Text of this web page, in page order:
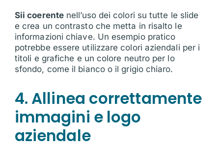
Sii coerente nell’uso dei colori su tutte le slide
e crea un contrasto che metta in risalto le
informazioni chiave. Un esempio pratico
potrebbe essere utilizzare colori aziendali per i
titoli e grafiche e un colore neutro per lo
sfondo, come il bianco o il grigio chiaro.
4. Allinea correttamente
immagini e logo
aziendale